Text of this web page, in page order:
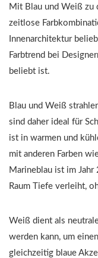
Mit Blau und Weiß zu
zeitlose
Innenarchitektur
Farbtrend bei
beliebt ist.
Blau und Weiß
sind daher ideal für
ist in warmen und
mit anderen Farben
Marineblau ist im
Raum Tiefe verleiht,
Weiß dient als
werden kann, um
gleichzeitig blaue